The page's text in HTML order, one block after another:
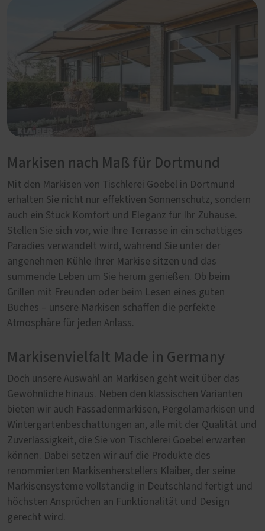
Markisen nach Maß für Dortmund
Mit den Markisen von Tischlerei Goebel in Dortmund
erhalten Sie nicht nur effektiven Sonnenschutz, sondern
auch ein Stück Komfort und Eleganz für Ihr Zuhause.
Stellen Sie sich vor, wie Ihre Terrasse in ein schattiges
Paradies verwandelt wird, während Sie unter der
angenehmen Kühle Ihrer Markise sitzen und das
summende Leben um Sie herum genießen. Ob beim
Grillen mit Freunden oder beim Lesen eines guten
Buches – unsere Markisen schaffen die perfekte
Atmosphäre für jeden Anlass.
Markisenvielfalt Made in Germany
Doch unsere Auswahl an Markisen geht weit über das
Gewöhnliche hinaus. Neben den klassischen Varianten
bieten wir auch Fassadenmarkisen, Pergolamarkisen und
Wintergartenbeschattungen an, alle mit der Qualität und
Zuverlässigkeit, die Sie von Tischlerei Goebel erwarten
können. Dabei setzen wir auf die Produkte des
renommierten Markisenherstellers Klaiber, der seine
Markisensysteme vollständig in Deutschland fertigt und
höchsten Ansprüchen an Funktionalität und Design
gerecht wird.